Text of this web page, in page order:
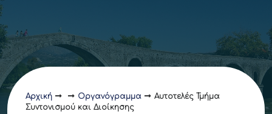
Αρχική Οργανόγραμμα
Αυτοτελές Τμήμα
Συντονισμού και Διοίκησης